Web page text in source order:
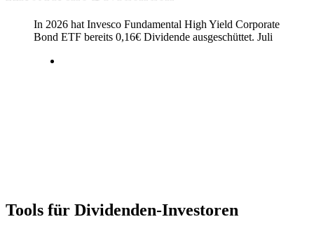
In 2026 hat Invesco Fundamental High Yield Corporate
Bond ETF bereits 0,16€ Dividende ausgeschüttet. Juli
Tools für Dividenden-Investoren